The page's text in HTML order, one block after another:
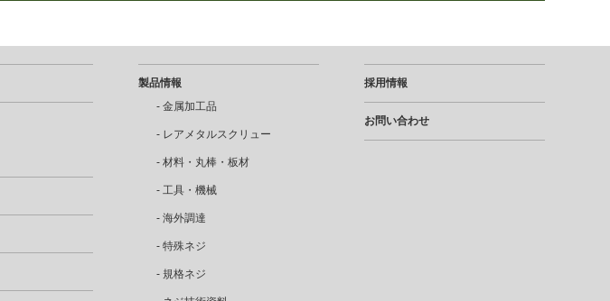
製品情報
金属加工品
レアメタルスクリュー
材料・丸棒・板材
工具・機械
海外調達
特殊ネジ
規格ネジ
採用情報
お問い合わせ